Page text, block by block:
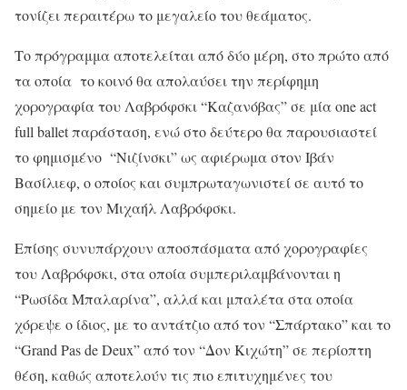
τονίζει περαιτέρω το μεγαλείο του θεάματος.
Το πρόγραμμα αποτελείται από δύο μέρη, στο πρώτο από
τα οποία το κοινό θα απολαύσει την περίφημη
χορογραφία του Λαβρόφσκι “Καζανόβας” σε μία one act
full ballet παράσταση, ενώ στο δεύτερο θα παρουσιαστεί
το φημισμένο “Νιζίνσκι” ως αφιέρωμα στον Ιβάν
Βασίλιεφ, ο οποίος και συμπρωταγωνιστεί σε αυτό το
σημείο με τον Μιχαήλ Λαβρόφσκι.
Επίσης συνυπάρχουν αποσπάσματα από χορογραφίες
του Λαβρόφσκι, στα οποία συμπεριλαμβάνονται η
“Ρωσίδα Μπαλαρίνα”, αλλά και μπαλέτα στα οποία
χόρεψε ο ίδιος, με το αντάτζιο από τον “Σπάρτακο” και το
“Grand Pas de Deux” από τον “Δον Κιχώτη” σε περίοπτη
θέση, καθώς αποτελούν τις πιο επιτυχημένες του